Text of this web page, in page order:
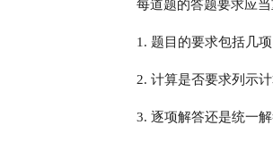
每道题的答题要求应当
1. 题目的要求包括几
2. 计算是否要求列示计
3. 逐项解答还是统一解